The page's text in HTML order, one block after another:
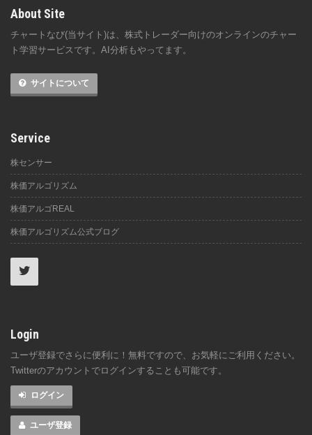
About Site
チャートなび(当サイト)は、株式トレーダー向けのオンラインのチャー
ト学習サービスです。AI分析もやってます。
サイトについて
Service
株センサー
株価アルゴリズム
株価アルゴREAL
株価アルゴリズム公式ブログ
Login
ユーザ登録でさらに便利に！無料ですので、お気軽にご利用ください。
Twitterのアカウントでログインすることも可能です。
ログイン
ユーザ登録